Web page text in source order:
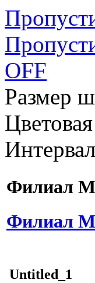
OFF
Размер
Филиал
Филиал
Untitled_1